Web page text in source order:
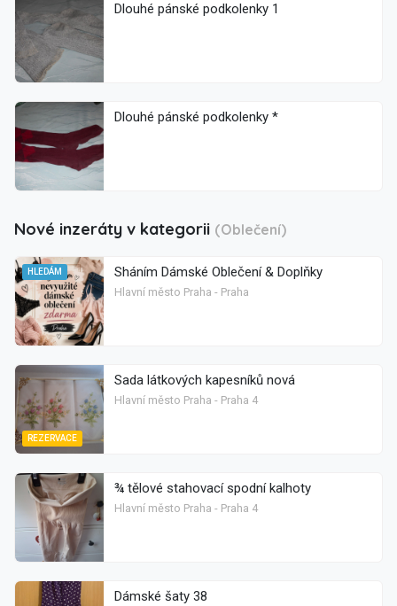
Dlouhé pánské podkolenky 1
Dlouhé pánské podkolenky *
Nové inzeráty v kategorii (Oblečení)
HLEDÁM Sháním Dámské Oblečení & Doplňky
Hlavní město Praha - Praha
REZERVACE
Sada látkových kapesníků nová
Hlavní město Praha - Praha 4
¾ tělové stahovací spodní kalhoty
Hlavní město Praha - Praha 4
Dámské šaty 38